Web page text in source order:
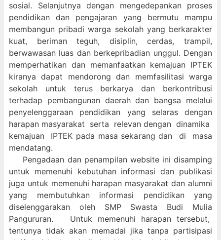
sosial. Selanjutnya dengan mengedepankan proses
pendidikan dan pengajaran yang bermutu mampu
membangun pribadi warga sekolah yang berkarakter
kuat, beriman teguh, disiplin, cerdas, trampil,
berwawasan luas dan berkepribadian unggul. Dengan
memperhatikan dan memanfaatkan kemajuan IPTEK
kiranya dapat mendorong dan memfasilitasi warga
sekolah untuk terus berkarya dan berkontribusi
terhadap pembangunan daerah dan bangsa melalui
penyelenggaraan pendidikan yang selaras dengan
harapan masyarakat serta relevan dengan dinamika
kemajuan IPTEK pada masa sekarang dan di masa
mendatang.
Pengadaan dan penampilan website ini disamping
untuk memenuhi kebutuhan informasi dan publikasi
juga untuk memenuhi harapan masyarakat dan alumni
yang membutuhkan informasi pendidikan yang
diselenggarakan oleh SMP Swasta Budi Mulia
Pangururan. Untuk memenuhi harapan tersebut,
tentunya tidak akan memadai jika tanpa partisipasi